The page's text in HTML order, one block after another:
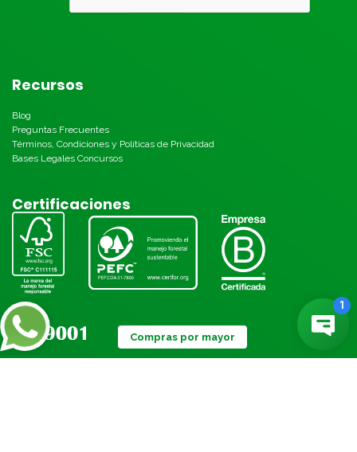
Recursos
Blog
Preguntas Frecuentes
Términos, Condiciones y Políticas de Privacidad
Bases Legales Concursos
Certificaciones
Compras por mayor